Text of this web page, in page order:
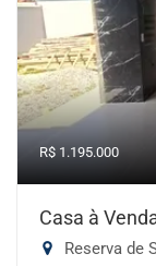
R$ 1.195.000
Casa à
Reserva de